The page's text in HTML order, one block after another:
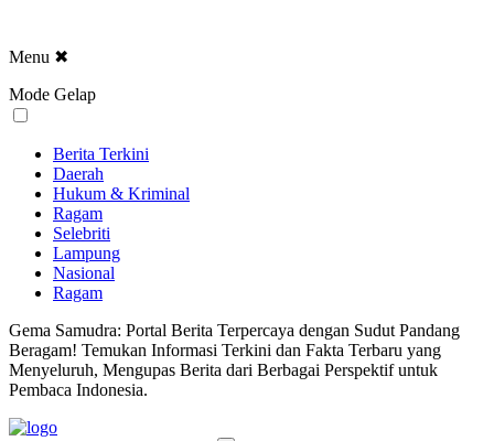
Menu ✖
Mode Gelap
Berita Terkini
Daerah
Hukum & Kriminal
Ragam
Selebriti
Lampung
Nasional
Ragam
Gema Samudra: Portal Berita Terpercaya dengan Sudut Pandang
Beragam! Temukan Informasi Terkini dan Fakta Terbaru yang
Menyeluruh, Mengupas Berita dari Berbagai Perspektif untuk
Pembaca Indonesia.